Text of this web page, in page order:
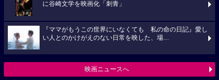
に谷崎文学を映画化「刺青」
『ママがもうこの世界にいなくても 私の命の日記』愛し
い人とのかけがえのない日常を映した、場...
映画ニュースへ